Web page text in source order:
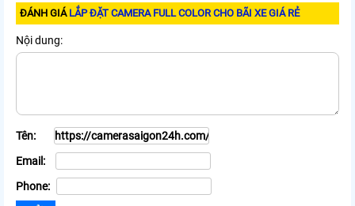
ĐÁNH GIÁ LẮP ĐẶT CAMERA FULL COLOR CHO BÃI XE GIÁ RẺ
Nội dung:
Tên:
Email:
Phone: